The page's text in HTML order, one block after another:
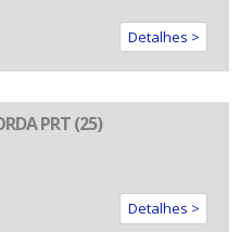
Detalhes >
PRT (25)
Detalhes >